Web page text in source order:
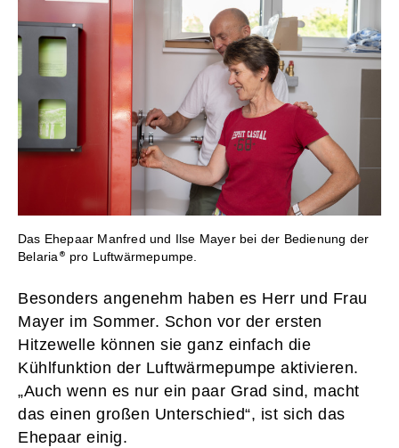
Das Ehepaar Manfred und Ilse Mayer bei der Bedienung der
Belaria
pro Luftwärmepumpe.
Besonders angenehm haben es Herr und Frau
Mayer im Sommer. Schon vor der ersten
Hitzewelle können sie ganz einfach die
Kühlfunktion der Luftwärmepumpe aktivieren.
„Auch wenn es nur ein paar Grad sind, macht
das einen großen Unterschied“, ist sich das
Ehepaar einig.